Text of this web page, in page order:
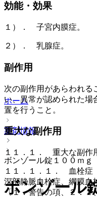
効能・効果
１）． 子宮内膜症。
２）． 乳腺症。
副作用
次の副作用があらわれる
い、異常が認められた場
置を行うこと。
重大な副作用
１１．１． 重大な副作
１１．１．１． 血栓症
深部静脈血栓症、網膜血
〔１．警告の項、２．１
ホーム
薬剤情報
ボンゾール錠１００ｍｇ
ボンゾール